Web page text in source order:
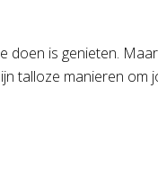
is genieten.
talloze manieren